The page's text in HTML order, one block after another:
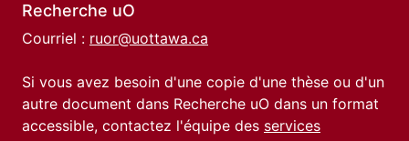
Recherche uO
Courriel : ruor@uottawa.ca
Si vous avez besoin d'une copie d'une thèse ou d'un
autre document dans Recherche uO dans un format
accessible, contactez l'équipe des services